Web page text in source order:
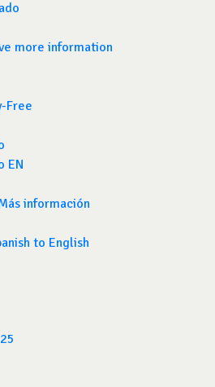
more information
Free
EN
información
to English